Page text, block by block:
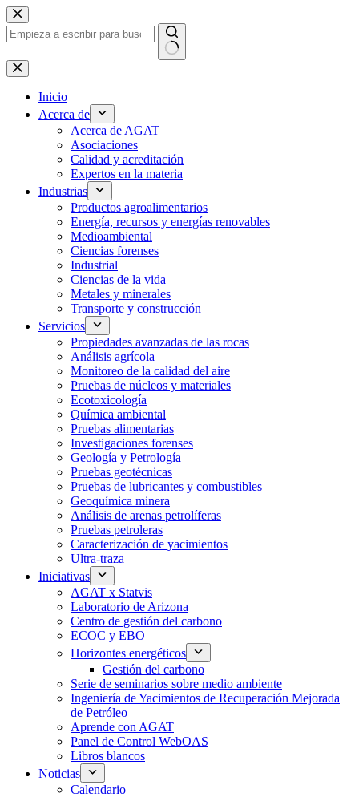
Ir
al
contenido
Sin
resultados
Inicio
Acerca de
Acerca de AGAT
Asociaciones
Calidad y acreditación
Expertos en la materia
Industrias
Productos agroalimentarios
Energía, recursos y energías renovables
Medioambiental
Ciencias forenses
Industrial
Ciencias de la vida
Metales y minerales
Transporte y construcción
Servicios
Propiedades avanzadas de las rocas
Análisis agrícola
Monitoreo de la calidad del aire
Pruebas de núcleos y materiales
Ecotoxicología
Química ambiental
Pruebas alimentarias
Investigaciones forenses
Geología y Petrología
Pruebas geotécnicas
Pruebas de lubricantes y combustibles
Geoquímica minera
Análisis de arenas petrolíferas
Pruebas petroleras
Caracterización de yacimientos
Ultra-traza
Iniciativas
AGAT x Statvis
Laboratorio de Arizona
Centro de gestión del carbono
ECOC y EBO
Horizontes energéticos
Gestión del carbono
Serie de seminarios sobre medio ambiente
Ingeniería de Yacimientos de Recuperación Mejorada
de Petróleo
Aprende con AGAT
Panel de Control WebOAS
Libros blancos
Noticias
Calendario